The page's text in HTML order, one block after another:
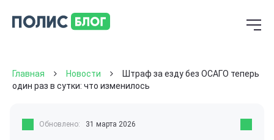
Главная Новости
Штраф за езду без ОСАГО теперь
один раз в сутки: что изменилось
Обновлено: 31 марта 2026